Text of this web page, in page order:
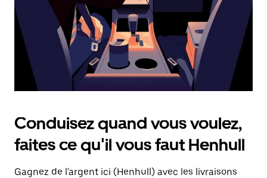
d'échappement
pour
fermer
calendrier.
Conduisez quand vous voulez,
faites ce qu'il vous faut Henhull
Gagnez de l'argent ici (Henhull) avec les livraisons